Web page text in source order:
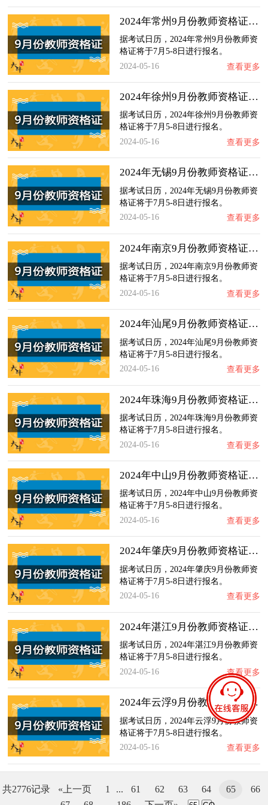
2024年常州9月份教师资格证什么时候报名？
据考试日历，2024年常州9月份教师资
格证将于7月5-8日进行报名。
2024-05-16
查看更多
2024年徐州9月份教师资格证什么时候报名？
据考试日历，2024年徐州9月份教师资
格证将于7月5-8日进行报名。
2024-05-16
查看更多
2024年无锡9月份教师资格证什么时候报名？
据考试日历，2024年无锡9月份教师资
格证将于7月5-8日进行报名。
2024-05-16
查看更多
2024年南京9月份教师资格证什么时候报名？
据考试日历，2024年南京9月份教师资
格证将于7月5-8日进行报名。
2024-05-16
查看更多
2024年汕尾9月份教师资格证什么时候报名？
据考试日历，2024年汕尾9月份教师资
格证将于7月5-8日进行报名。
2024-05-16
查看更多
2024年珠海9月份教师资格证什么时候报名？
据考试日历，2024年珠海9月份教师资
格证将于7月5-8日进行报名。
2024-05-16
查看更多
2024年中山9月份教师资格证什么时候报名？
据考试日历，2024年中山9月份教师资
格证将于7月5-8日进行报名。
2024-05-16
查看更多
2024年肇庆9月份教师资格证什么时候报名？
据考试日历，2024年肇庆9月份教师资
格证将于7月5-8日进行报名。
2024-05-16
查看更多
2024年湛江9月份教师资格证什么时候报名？
据考试日历，2024年湛江9月份教师资
格证将于7月5-8日进行报名。
2024-05-16
查看更多
2024年云浮9月份教师资格证什么时候报名？
据考试日历，2024年云浮9月份教师资
格证将于7月5-8日进行报名。
2024-05-16
查看更多
共2776记录 «上一页 1 ... 61 62 63 64 65
66